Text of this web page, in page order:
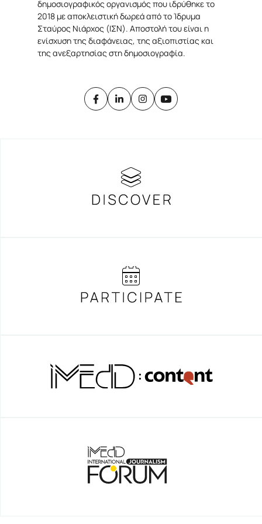
Gen Z και Media
SNF NOSTOS 2022 // the HEALTH
podcast
δημοσιογραφικός οργανισμός που ιδρύθηκε το
2018 με αποκλειστική δωρεά από το Ίδρυμα
Σταύρος Νιάρχος (ΙΣΝ). Αποστολή του είναι η
ενίσχυση της διαφάνειας, της αξιοπιστίας και
της ανεξαρτησίας στη δημοσιογραφία.